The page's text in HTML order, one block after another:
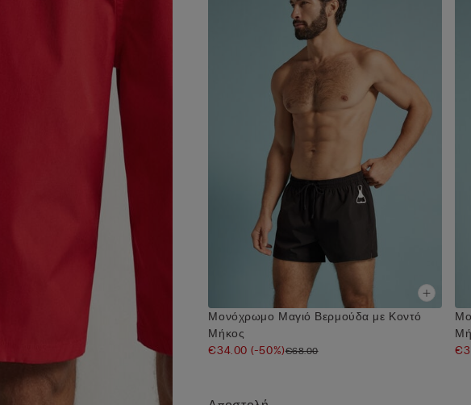
Μονόχρωμο Μαγιό Βερμούδα με Κοντό
Μήκος
€34.00(-50%)€68.00